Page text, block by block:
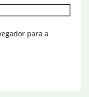
para a